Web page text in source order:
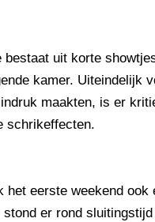
bestaat uit korte
kamer. Uiteindelijk
maakten, is er
schrikeffecten.
het eerste weekend ook
er rond